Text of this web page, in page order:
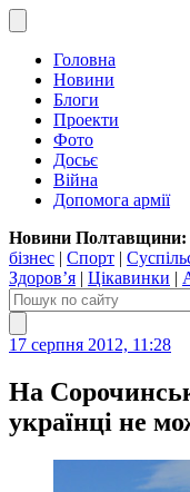
Головна
Новини
Блоги
Проекти
Фото
Досьє
Війна
Допомога армії
Новини Полтавщини:
бізнес | Спорт |
Здоров’я | Цікавинки |
17 серпня 2012, 11:28
На
українці не